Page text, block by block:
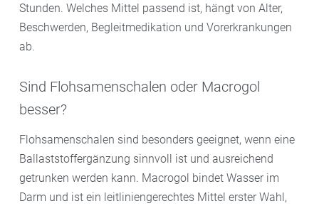
Stunden. Welches Mittel passend ist, hängt von Alter,
Beschwerden, Begleitmedikation und Vorerkrankungen
ab.
Sind Flohsamenschalen oder Macrogol
besser?
Flohsamenschalen sind besonders geeignet, wenn eine
Ballaststoffergänzung sinnvoll ist und ausreichend
getrunken werden kann. Macrogol bindet Wasser im
Darm und ist ein leitliniengerechtes Mittel erster Wahl,